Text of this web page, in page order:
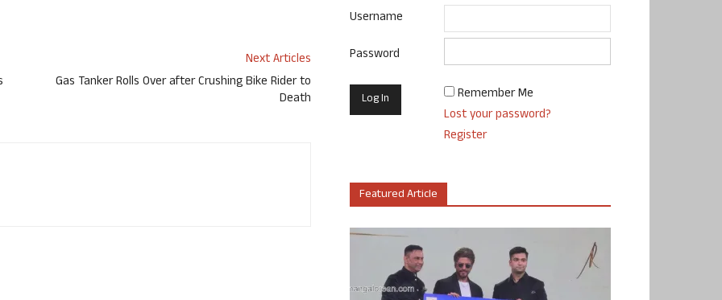
Next Articles
Gas Tanker Rolls Over after Crushing Bike Rider to
Death
Username
Password
Remember Me
Lost your password?
Register
Featured Article